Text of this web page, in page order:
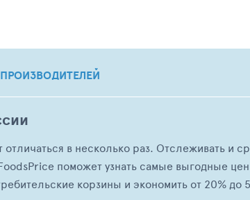
в несколько раз. Отслеживать и
поможет узнать самые выгодные
корзины и экономить от 20% до